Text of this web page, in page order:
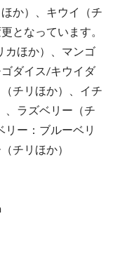
か）、キウイ（チ
となっています。
カほか）、マンゴ
ダイス/キウイダ
チリほか）、イチ
、ラズベリー（チ
ー：ブルーベリ
チリほか）